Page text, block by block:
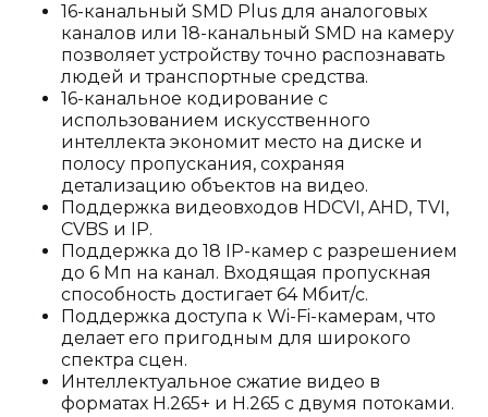
16-канальный SMD Plus для аналоговых
каналов или 18-канальный SMD на камеру
позволяет устройству точно распознавать
людей и транспортные средства.
16-канальное кодирование с
использованием искусственного
интеллекта экономит место на диске и
полосу пропускания, сохраняя
детализацию объектов на видео.
Поддержка видеовходов HDCVI, AHD, TVI,
CVBS и IP.
Поддержка до 18 IP-камер с разрешением
до 6 Мп на канал. Входящая пропускная
способность достигает 64 Мбит/с.
Поддержка доступа к Wi-Fi-камерам, что
делает его пригодным для широкого
спектра сцен.
Интеллектуальное сжатие видео в
форматах H.265+ и H.265 с двумя потоками.